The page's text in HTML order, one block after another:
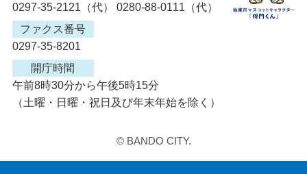
0297-35-2121（代） 0280-88-0111（代）
ファクス番号
0297-35-8201
開庁時間
午前8時30分から午後5時15分
（土曜・日曜・祝日及び年末年始を除く）
© BANDO CITY.